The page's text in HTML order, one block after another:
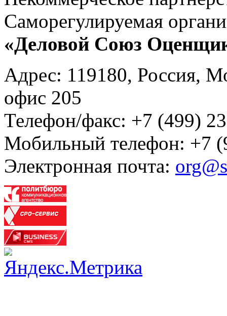
Саморегулируемая
«Деловой Союз
Адрес: 119180, Россия,
офис 205
Телефон/факс: +7 (499)
Мобильный телефон: +7
Электронная почта: